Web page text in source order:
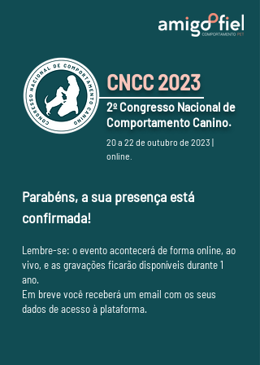
CNCC 2023
2º Congresso Nacional de
Comportamento Canino.
20 a 22 de outubro de 2023 |
online.
Parabéns, a sua presença está
confirmada!
Lembre-se: o evento acontecerá de forma online, ao
vivo, e as gravações ficarão disponíveis durante 1
ano.
Em breve você receberá um email com os seus
dados de acesso à plataforma.